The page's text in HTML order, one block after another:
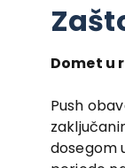
Domet u
Push
dosegom